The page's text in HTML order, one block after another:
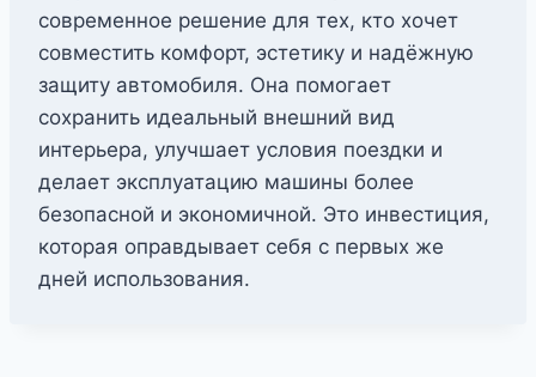
современное решение для тех, кто хочет
совместить комфорт, эстетику и надёжную
защиту автомобиля. Она помогает
сохранить идеальный внешний вид
интерьера, улучшает условия поездки и
делает эксплуатацию машины более
безопасной и экономичной. Это инвестиция,
которая оправдывает себя с первых же
дней использования.